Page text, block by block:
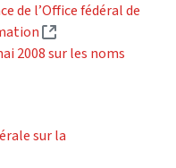
de l’Office fédéral de
(Lien externe)
2008 sur les noms
sur la
externe)